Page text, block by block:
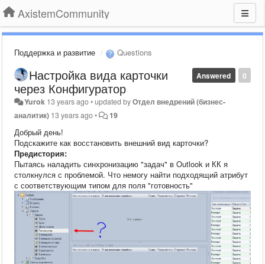
AxistemCommunity
Поддержка и развитие Questions
0
Answered
Настройка вида карточки
через Конфигуратор
Yurok 13 years ago•updated byОтдел внедрений (бизнес-
аналитик) 13 years ago• 19
Добрый день!
Подскажите как восстановить внешний вид карточки?
Предистория:
Пытаясь наладить синхронизацию "задач" в Outlook и КК я
столкнулся с проблемой. Что немогу найти подходящий атрибут
с соответствующим типом для поля "готовность"